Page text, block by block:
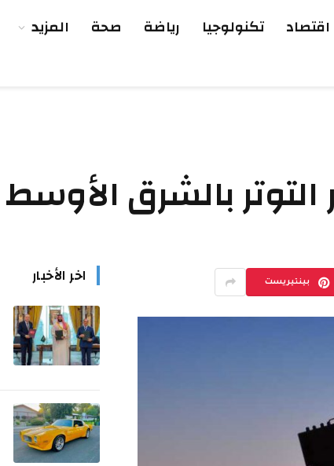
اقتصاد تكنولوجيا رياضة صحة المزيد
بالشرق الأوسط
بينتيريست اخر الأخبار